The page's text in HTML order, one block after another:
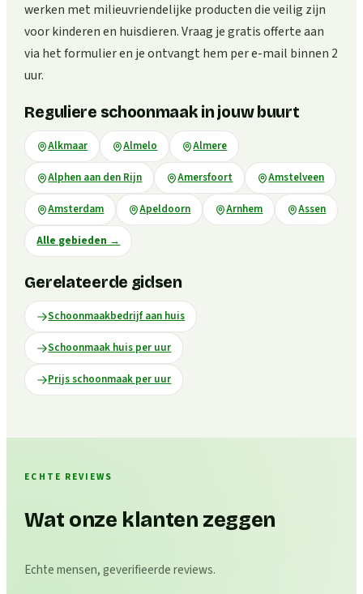
werken met milieuvriendelijke producten die veilig zijn
voor kinderen en huisdieren. Vraag je gratis offerte aan
via het formulier en je ontvangt hem per e-mail binnen 2
uur.
Reguliere schoonmaak in jouw buurt
Alkmaar Almelo Almere
Alphen aan den Rijn Amersfoort Amstelveen
Amsterdam Apeldoorn Arnhem Assen
Alle gebieden →
Gerelateerde gidsen
Schoonmaakbedrijf aan huis
Schoonmaak huis per uur
Prijs schoonmaak per uur
ECHTE REVIEWS
Wat onze klanten zeggen
Echte mensen, geverifieerde reviews.